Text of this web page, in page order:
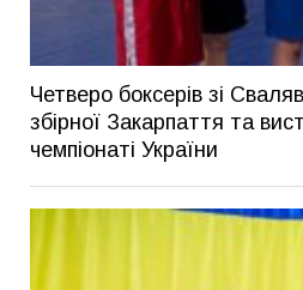
Четверо боксерів зі
збірної Закарпаття та
чемпіонаті України